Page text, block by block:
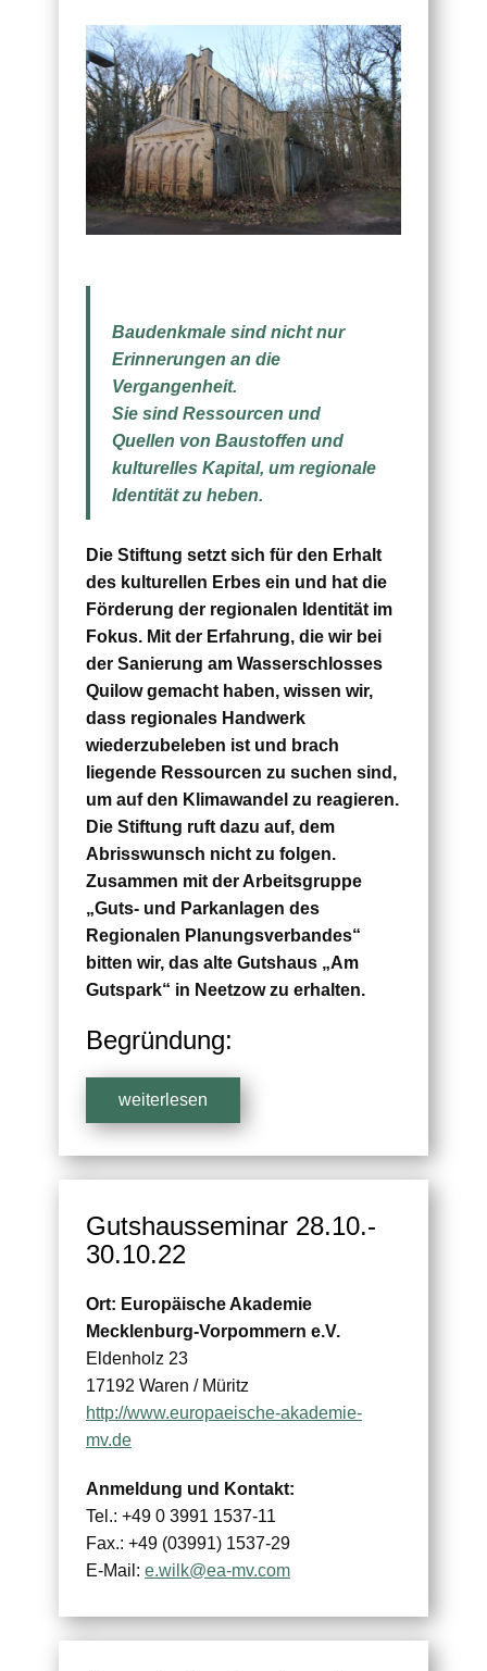
Baudenkmale sind nicht nur
Erinnerungen an die
Vergangenheit.
Sie sind Ressourcen und
Quellen von Baustoffen und
kulturelles Kapital, um regionale
Identität zu heben.
Die Stiftung setzt sich für den Erhalt
des kulturellen Erbes ein und hat die
Förderung der regionalen Identität im
Fokus. Mit der Erfahrung, die wir bei
der Sanierung am Wasserschlosses
Quilow gemacht haben, wissen wir,
dass regionales Handwerk
wiederzubeleben ist und brach
liegende Ressourcen zu suchen sind,
um auf den Klimawandel zu reagieren.
Die Stiftung ruft dazu auf, dem
Abrisswunsch nicht zu folgen.
Zusammen mit der Arbeitsgruppe
„Guts- und Parkanlagen des
Regionalen Planungsverbandes“
bitten wir, das alte Gutshaus „Am
Gutspark“ in Neetzow zu erhalten.
Begründung:
weiterlesen
Gutshausseminar 28.10.-
30.10.22
Ort: Europäische Akademie
Mecklenburg-Vorpommern e.V.
Eldenholz 23
17192 Waren / Müritz
http://www.europaeische-akademie-
mv.de
Anmeldung und Kontakt:
Tel.: +49 0 3991 1537-11
Fax.: +49 (03991) 1537-29
E-Mail: e.wilk@ea-mv.com